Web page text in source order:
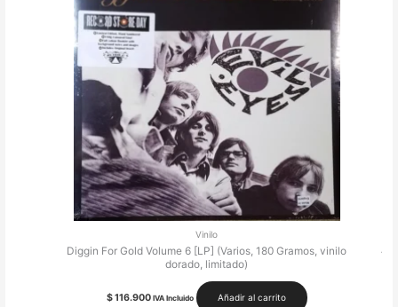
Vinilo
Diggin For Gold Volume 6 [LP] (Varios, 180 Gramos, vinilo
dorado, limitado)
$116.900 IVA Incluido Añadir al carrito